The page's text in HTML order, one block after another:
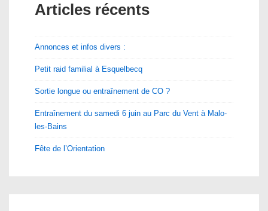
Articles récents
Annonces et infos divers :
Petit raid familial à Esquelbecq
Sortie longue ou entraînement de CO ?
Entraînement du samedi 6 juin au Parc du Vent à Malo-
les-Bains
Fête de l’Orientation